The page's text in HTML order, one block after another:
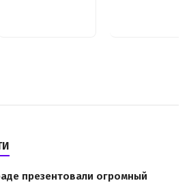
презентовали огромный